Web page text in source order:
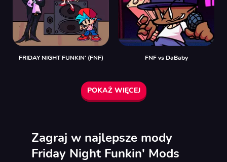
FRIDAY NIGHT FUNKIN' (FNF) FNF vs DaBaby
POKAŻ WIĘCEJ
Zagraj w najlepsze mody
Friday Night Funkin' Mods